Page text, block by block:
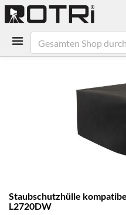
Anfang
der
Staubschutzhülle
L2720DW